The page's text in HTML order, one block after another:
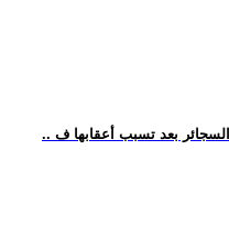
بعد تسبب أعقابها ف